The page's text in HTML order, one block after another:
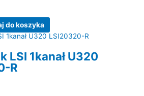
do koszyka
LSI 1kanał U320
R